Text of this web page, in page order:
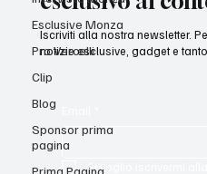
Esclusive Monza
Pro Vercelli
Clip
Blog
Sponsor prima
pagina
Iscriviti alla nostra newsletter.
notizie esclusive, gadget e
Si voglio iscrivermi alla